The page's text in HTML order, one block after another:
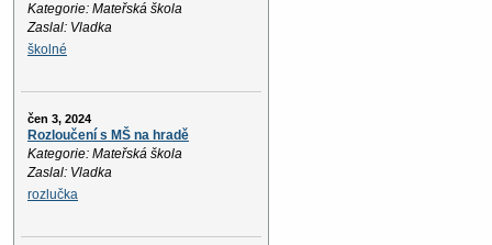
Kategorie: Mateřská škola
Zaslal: Vladka
školné
čen 3, 2024
Rozloučení s MŠ na hradě
Kategorie: Mateřská škola
Zaslal: Vladka
rozlučka